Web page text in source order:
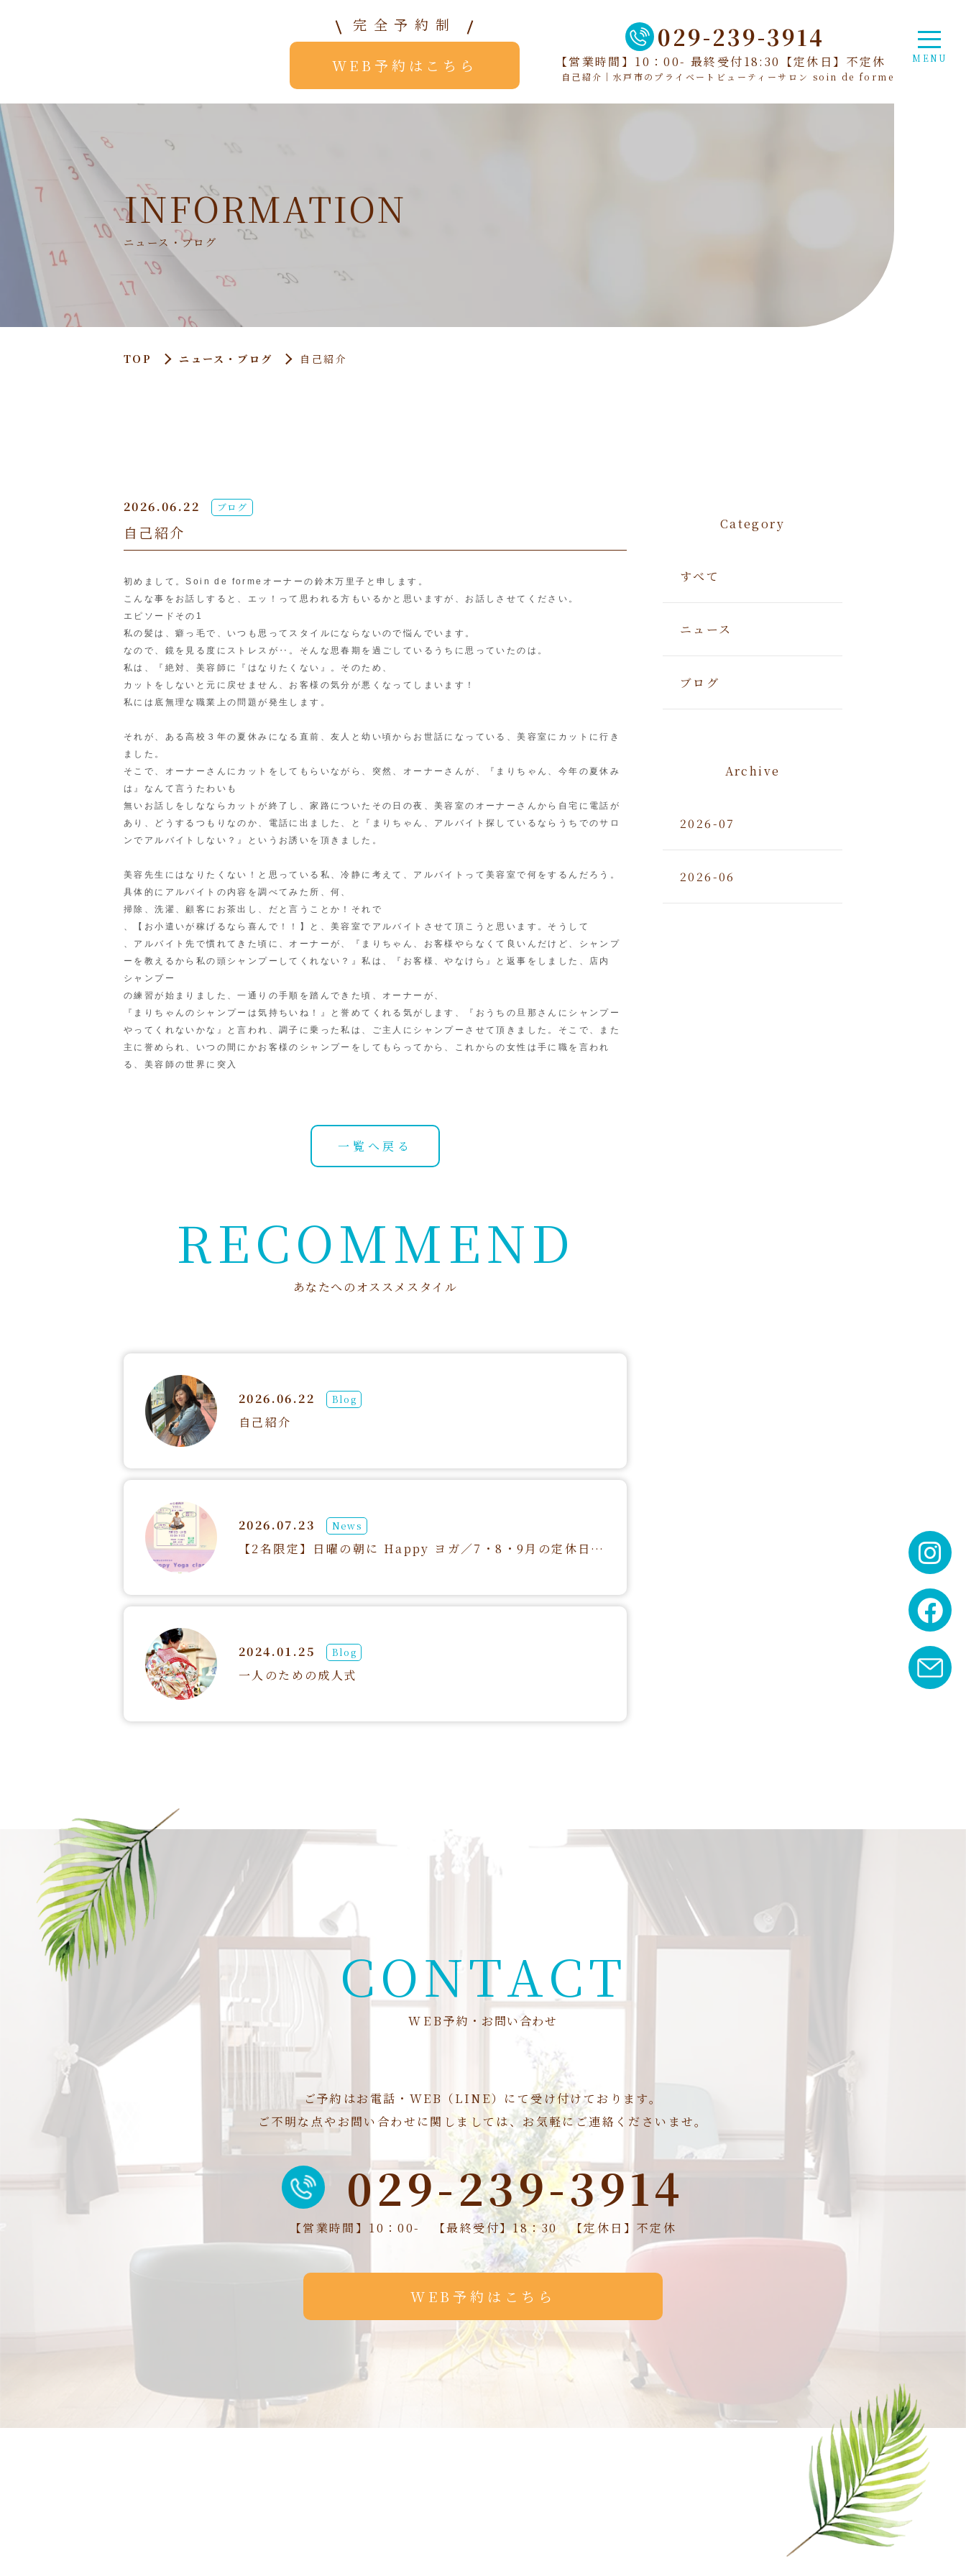
完全予約制
WEB予約はこちら
029-239-3914
【営業時間】10：00- 最終受付18:30 【定休日】不定休
自己紹介｜水戸市のプライベートビューティーサロン soin de forme
INFORMATION
ニュース・ブログ
TOP ニュース・ブログ 自己紹介
2026.06.22 ブログ
自己紹介
初めまして。Soin de formeオーナーの鈴木万里子と申します。
こんな事をお話しすると、エッ！って思われる方もいるかと思いますが、お話しさせてください。
エピソードその1
私の髪は、癖っ毛で、いつも思ってスタイルにならないので悩んでいます。
なので、鏡を見る度にストレスが‥。そんな思春期を過ごしているうちに思っていたのは。
私は、『絶対、美容師に『はなりたくない』。そのため、
カットをしないと元に戻せません、お客様の気分が悪くなってしまいます！
私には底無理な職業上の問題が発生します。
それが、ある高校３年の夏休みになる直前、友人と幼い頃からお世話になっている、美容室にカットに行き
ました。
そこで、オーナーさんにカットをしてもらいながら、突然、オーナーさんが、『まりちゃん、今年の夏休み
は』なんて言うたわいも
無いお話しをしなならカットが終了し
、家路についたその日の夜、美容室のオーナーさんから自宅に電話が
あり、どうするつもりなのか、電話に出ました、と『まりちゃん、アルバイト探しているならうちでのサロ
ンでアルバイトしない？』というお誘いを頂きました。
美容先生にはなりたくない！と思っている私、冷静に考えて、アルバイトって美容室で何をするんだろう。
具体的にアルバイトの内容を調べてみた所、何、
掃除、洗濯、顧客にお茶出し、だと言うことか！それで
、【お小遣いが稼げるなら喜んで！！】と、美容室でアルバイトさせて頂こうと思います。そうして
、アルバイト先で慣れてきた頃に、オーナーが、『まりちゃん、お客様やらなくて良いんだけど、シャンプ
ーを教えるから私の頭シャンプーしてくれない？』私は、『お客様、やなけら』と返事をしました、店内
シャンプー
の練習が始まりました、一通りの手順を踏んできた頃、オーナーが、
『まりちゃんのシャンプーは気持ちいね！』と誉めてくれる気がします、『おうちの旦那さんにシャンプー
やってくれないかな』と言われ、調子に乗った私は、ご主人にシャンプーさせて頂きました。そこで、また
主に誉められ、いつの間にかお客様のシャンプーをしてもらってから、これからの女性は手に職を言われ
る、美容師の世界に突入
一覧へ戻る
RECOMMEND
あな たへ のオス ス メ ス タイ ル
2026.06.22 Blog
自己紹介
2026.07.23 News
【2名限定】日曜の朝に Happy ヨガ／7・8・9月の定休日と空き時間のご案内
2024.01.25 Blog
一人のための成人式
Category
すべて
ニュース
ブログ
Archive
2026-07
2026-06
CONTACT
W E B予約 ・ お問い合わせ
ご予約はお電話・WEB（LINE）にて受け付けております。
ご不明な点やお問い合わせに関しましては、お気軽にご連絡くださいませ。
029-239-3914
【営業時間】10：00- 【最終受付】18：30 【定休日】不定休
WEB予約はこちら